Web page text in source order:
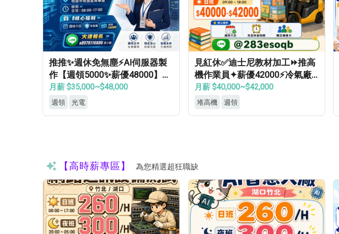
推推✨週休免無塵⚡AI伺服器製
作【週領5000✨薪優48000】免
學經歷✔免健檢✔免輪班✔
月薪 $35,000~$48,000
週領 光電
見紅休✅迪士尼教材加工⏩推高
機作業員✦薪優42000⚡冷氣廠
房✦轉正機會大
月薪 $40,000~$42,000
堆高機 週領
【高時薪專區】 為您精選超狂職缺